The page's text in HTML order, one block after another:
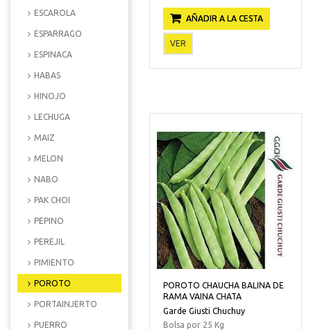
ESCAROLA
ESPARRAGO
ESPINACA
HABAS
HINOJO
LECHUGA
MAIZ
MELON
NABO
PAK CHOI
PEPINO
PEREJIL
PIMIENTO
POROTO
PORTAINJERTO
PUERRO
AÑADIR A LA CESTA
VER
POROTO CHAUCHA BALINA DE
RAMA VAINA CHATA
Garde Giusti Chuchuy
Bolsa por 25 Kg